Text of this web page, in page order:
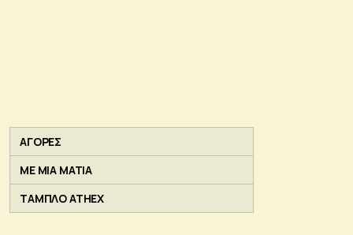
ΑΓΟΡΕΣ
ΜΕ ΜΙΑ ΜΑΤΙΑ
ΤΑΜΠΛΟ ATHEX